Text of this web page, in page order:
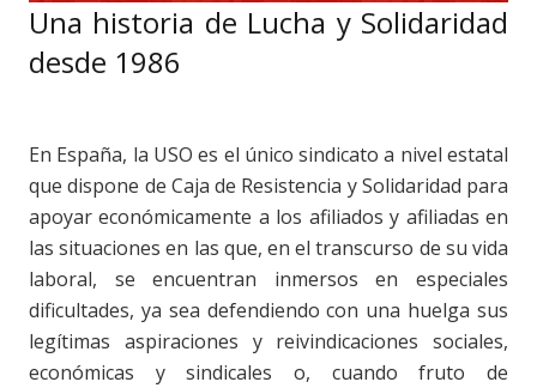
Una historia de Lucha y Solidaridad
desde 1986
En España, la USO es el único sindicato a nivel estatal
que dispone de Caja de Resistencia y Solidaridad para
apoyar económicamente a los afiliados y afiliadas en
las situaciones en las que, en el transcurso de su vida
laboral, se encuentran inmersos en especiales
dificultades, ya sea defendiendo con una huelga sus
legítimas aspiraciones y reivindicaciones sociales,
económicas y sindicales o, cuando fruto de